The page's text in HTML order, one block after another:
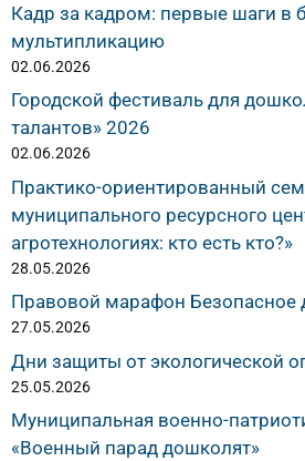
Кадр за кадром: первые шаги в
мультипликацию
02.06.2026
Городской фестиваль для
талантов» 2026
02.06.2026
Практико-ориентированный
муниципального ресурсного
агротехнологиях: кто есть кто?»
28.05.2026
Правовой марафон Безопасное
27.05.2026
Дни защиты от экологической
25.05.2026
Муниципальная военно-
«Военный парад дошколят»